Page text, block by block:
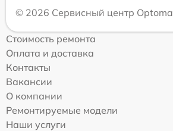
© 2026 Сервисный центр Optoma
Стоимость ремонта
Оплата и доставка
Контакты
Вакансии
О компании
Ремонтируемые модели
Наши услуги